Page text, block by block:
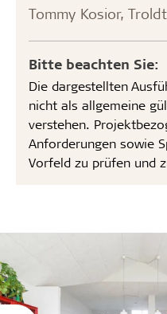
Tommy Kosior,
Bitte beachten Sie:
Die dargestellten
nicht als allgemeine
verstehen.
Anforderungen sowie
Vorfeld zu prüfen und